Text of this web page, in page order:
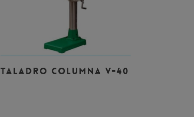
Leer Más
TALADRO COLUMNA V-40